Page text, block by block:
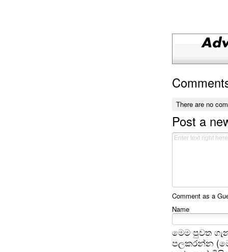
There are no
Post a
Comment as a
Name
මෙම පුවත
පලකරන්න